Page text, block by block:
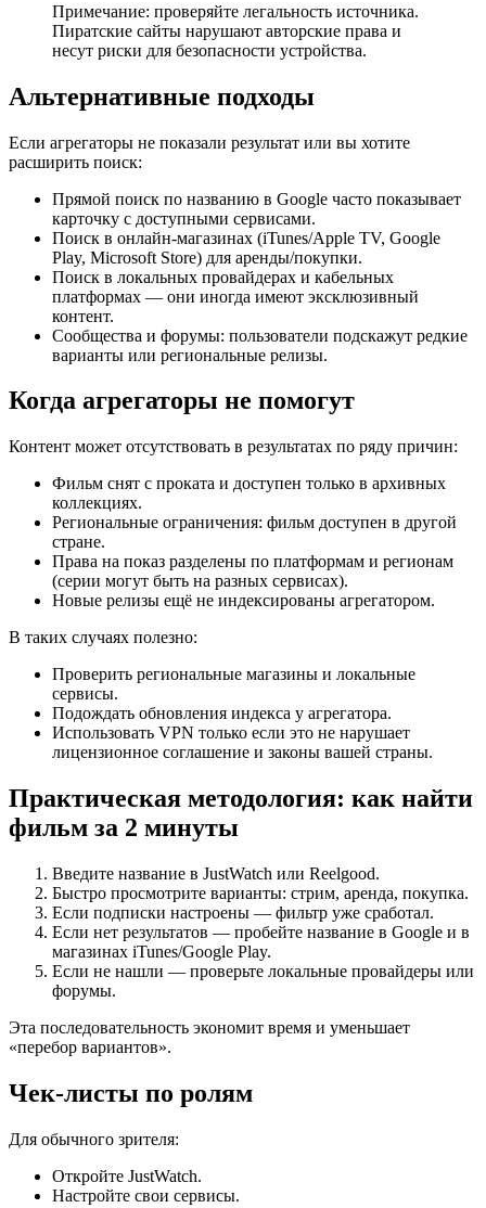
Примечание: проверяйте легальность источника.
Пиратские сайты нарушают авторские права и
несут риски для безопасности устройства.
Альтернативные подходы
Если агрегаторы не показали результат или вы хотите
расширить поиск:
Прямой поиск по названию в Google часто показывает
карточку с доступными сервисами.
Поиск в онлайн-магазинах (iTunes/Apple TV, Google
Play, Microsoft Store) для аренды/покупки.
Поиск в локальных провайдерах и кабельных
платформах — они иногда имеют эксклюзивный
контент.
Сообщества и форумы: пользователи подскажут редкие
варианты или региональные релизы.
Когда агрегаторы не помогут
Контент может отсутствовать в результатах по ряду причин:
Фильм снят с проката и доступен только в архивных
коллекциях.
Региональные ограничения: фильм доступен в другой
стране.
Права на показ разделены по платформам и регионам
(серии могут быть на разных сервисах).
Новые релизы ещё не индексированы агрегатором.
В таких случаях полезно:
Проверить региональные магазины и локальные
сервисы.
Подождать обновления индекса у агрегатора.
Использовать VPN только если это не нарушает
лицензионное соглашение и законы вашей страны.
Практическая методология: как найти
фильм за 2 минуты
Введите название в JustWatch или Reelgood.
Быстро просмотрите варианты: стрим, аренда, покупка.
Если подписки настроены — фильтр уже сработал.
Если нет результатов — пробейте название в Google и в
магазинах iTunes/Google Play.
Если не нашли — проверьте локальные провайдеры или
форумы.
Эта последовательность экономит время и уменьшает
«перебор вариантов».
Чек-листы по ролям
Для обычного зрителя:
Откройте JustWatch.
Настройте свои сервисы.